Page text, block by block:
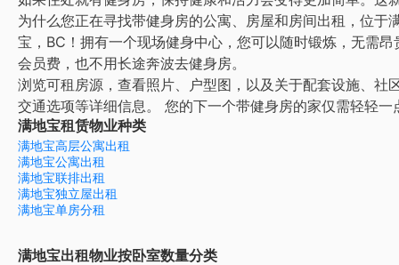
为什么您正在寻找带健身房的公寓、房屋和房间出租，位于
宝，BC！拥有一个现场健身中心，您可以随时锻炼，无需昂
会员费，也不用长途奔波去健身房。
浏览可租房源，查看照片、户型图，以及关于配套设施、社
交通选项等详细信息。
您的下一个带健身房的家仅需轻轻一
满地宝租赁物业种类
满地宝高层公寓出租
满地宝公寓出租
满地宝联排出租
满地宝独立屋出租
满地宝单房分租
满地宝出租物业按卧室数量分类